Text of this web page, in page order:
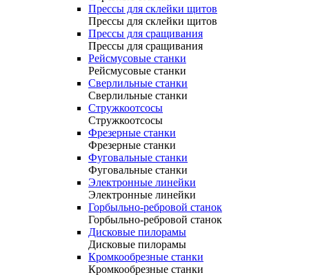
Прессы для склейки щитов
Прессы для склейки щитов
Прессы для сращивания
Прессы для сращивания
Рейсмусовые станки
Рейсмусовые станки
Сверлильные станки
Сверлильные станки
Стружкоотсосы
Стружкоотсосы
Фрезерные станки
Фрезерные станки
Фуговальные станки
Фуговальные станки
Электронные линейки
Электронные линейки
Горбыльно-ребровой станок
Горбыльно-ребровой станок
Дисковые пилорамы
Дисковые пилорамы
Кромкообрезные станки
Кромкообрезные станки